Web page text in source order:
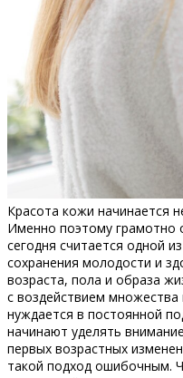
Красота кожи начинается
Именно поэтому грамотно
сегодня считается одной
сохранения молодости и
возраста, пола и образа
с воздействием
нуждается в постоянной
начинают уделять
первых возрастных
такой подход ошибочным.